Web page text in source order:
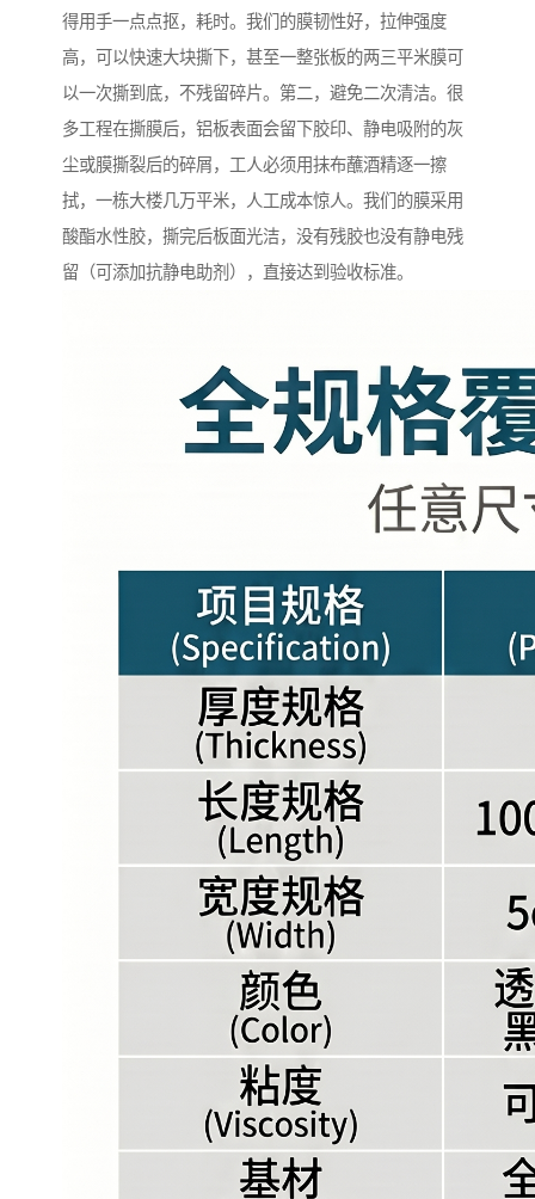
得用手一点点抠，耗时。我们的膜韧性好，拉伸强度
高，可以快速大块撕下，甚至一整张板的两三平米膜可
以一次撕到底，不残留碎片。第二，避免二次清洁。很
多工程在撕膜后，铝板表面会留下胶印、静电吸附的灰
尘或膜撕裂后的碎屑，工人必须用抹布蘸酒精逐一擦
拭，一栋大楼几万平米，人工成本惊人。我们的膜采用
酸酯水性胶，撕完后板面光洁，没有残胶也没有静电残
留（可添加抗静电助剂），直接达到验收标准。